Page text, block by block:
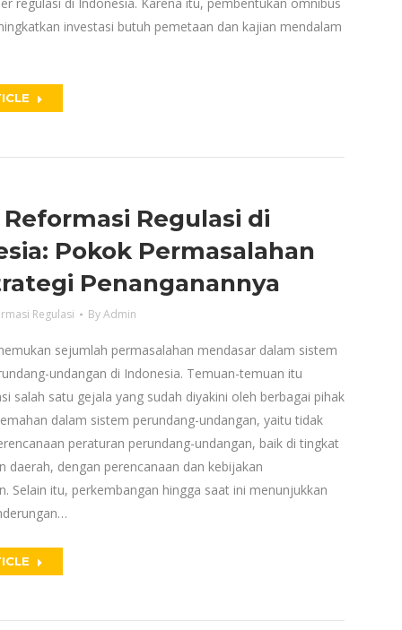
investasi butuh pemetaan dan kajian mendalam
Regulasi di
Pokok Permasalahan
Penanganannya
Regulasi ByAdmin
sejumlah permasalahan mendasar dalam sistem
undangan di Indonesia. Temuan-temuan itu
salah satu gejala yang sudah diyakini oleh berbagai pihak
dalam sistem perundang-undangan, yaitu tidak
peraturan perundang-undangan, baik di tingkat
daerah, dengan perencanaan dan kebijakan
Selain itu, perkembangan hingga saat ini menunjukkan